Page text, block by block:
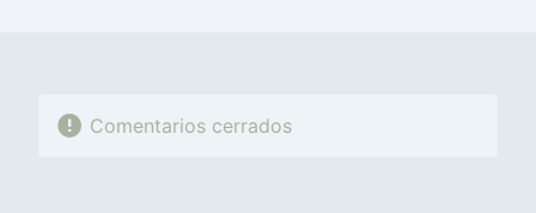
Comentarios cerrados